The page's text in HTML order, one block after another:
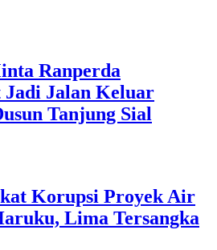
Ranperda
Jalan Keluar
Tanjung Sial
Korupsi Proyek Air
Lima Tersangka